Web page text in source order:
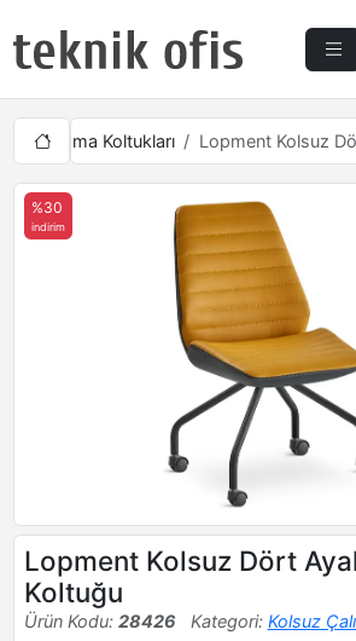
Çalışma Koltukları Lopment Kolsuz
%30
indirim
Lopment Kolsuz Dört
Koltuğu
Ürün Kodu: 28426 Kategori: Kolsuz